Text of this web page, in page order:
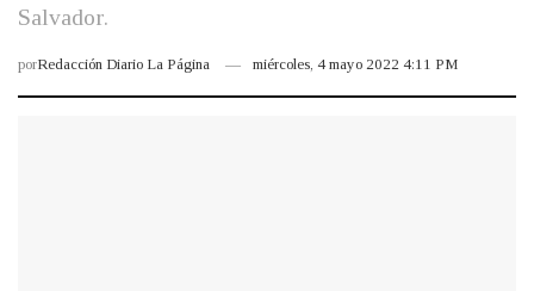
Salvador.
porRedacción Diario La Página miércoles, 4 mayo 2022 4:11 PM